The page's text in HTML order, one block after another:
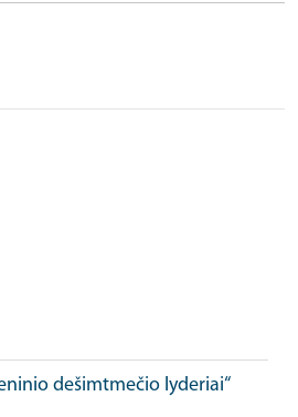
dešimtmečio lyderiai“